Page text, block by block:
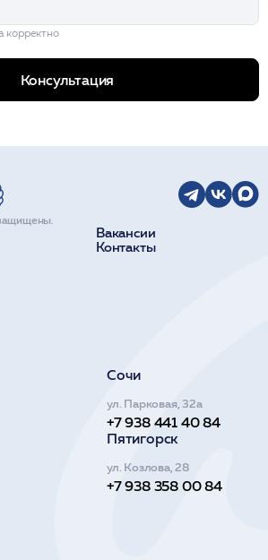
корректно
Консультация
Вакансии
Контакты
Сочи
ул. Парковая, 32а
+7 938 441 40 84
Пятигорск
ул. Козлова, 28
+7 938 358 00 84